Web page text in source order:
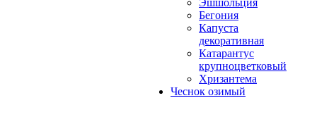
Эшшольция
Бегония
Капуста
декоративная
Катарантус
крупноцветковый
Хризантема
Чеснок озимый